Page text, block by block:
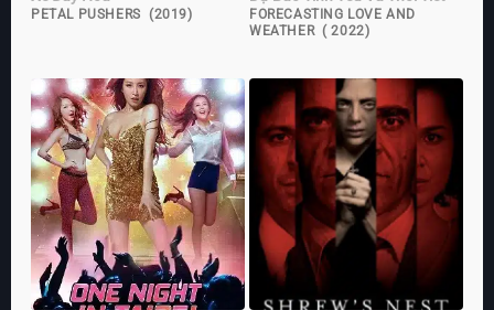
PETAL PUSHERS (2019)
FORECASTING LOVE AND
WEATHER ( 2022)